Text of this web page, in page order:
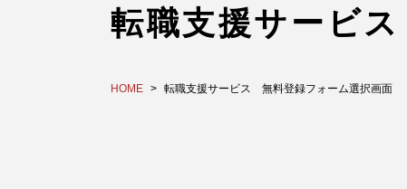
転職支援サービ
HOME 転職支援サービス 無料登録フォーム選択画面